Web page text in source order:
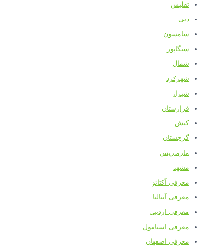
تفلیس
دبی
سامسون
سنگاپور
شمال
شهرکرد
شیراز
قزازستان
کیش
گرجستان
مارماریس
مشهد
معرفی آکتائو
معرفی آنتالیا
معرفی اردبیل
معرفی استانبول
معرفی اصفهان